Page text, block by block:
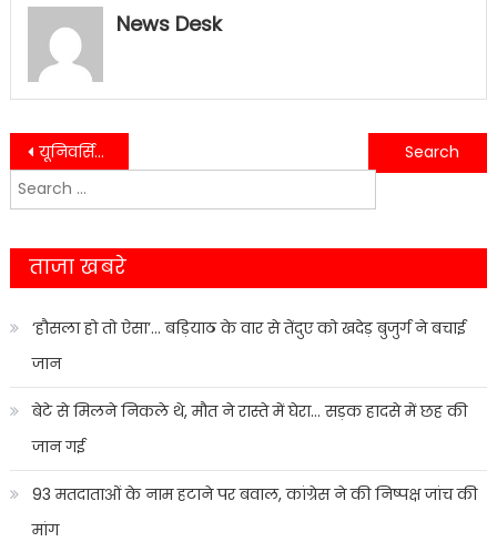
News Desk
Post
navigation
यूनिवर्सिटी स्टेट चैंपियनशिप में ऑल स्टार बॉक्सिंग एकेडमी के बॉक्सरो ने प्राप्त किया गोल्ड और सिल्वर मेडल…..
गुरताज सिंह भुल्लर की पत्नी के अखंड पाठ के भोग व अंतिम अरदास में उमड़ी सिख संगत….
Search
for:
ताजा खबरे
‘हौसला हो तो ऐसा’… बड़ियाठ के वार से तेंदुए को खदेड़ बुजुर्ग ने बचाई
जान
बेटे से मिलने निकले थे, मौत ने रास्ते में घेरा… सड़क हादसे में छह की
जान गई
93 मतदाताओं के नाम हटाने पर बवाल, कांग्रेस ने की निष्पक्ष जांच की
मांग